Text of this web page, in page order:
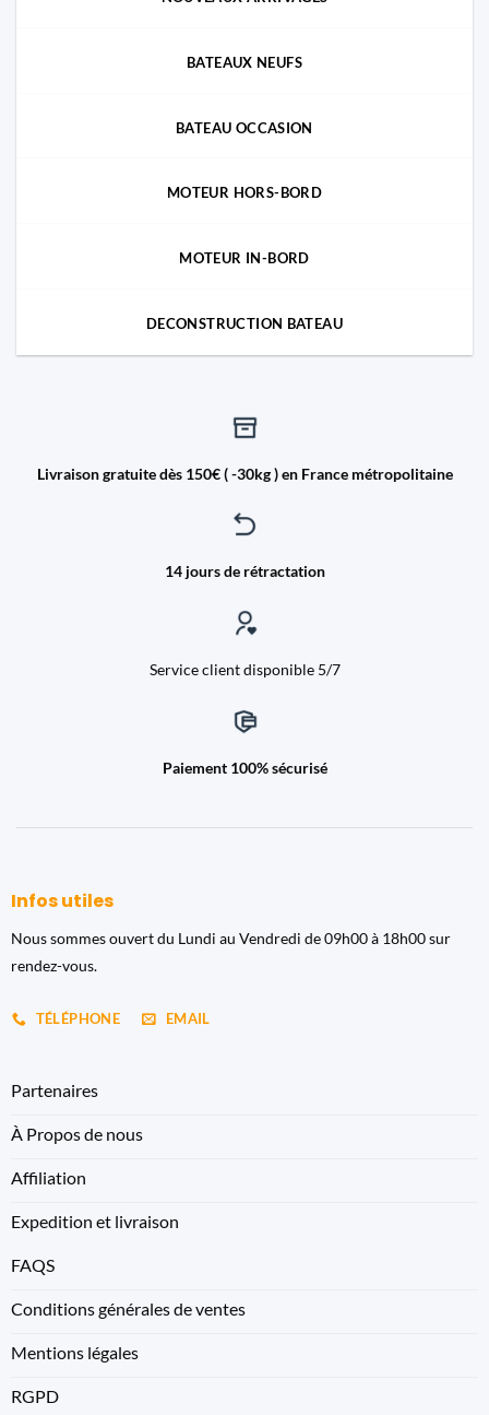
BATEAUX NEUFS
BATEAU OCCASION
MOTEUR HORS-BORD
MOTEUR IN-BORD
DECONSTRUCTION BATEAU
Livraison gratuite dès 150€ ( -30kg ) en France métropolitaine
14 jours de rétractation
Service client disponible 5/7
Paiement 100% sécurisé
Infos utiles
Nous sommes ouvert du Lundi au Vendredi de 09h00 à 18h00 sur
rendez-vous.
TÉLÉPHONE EMAIL
Partenaires
À Propos de nous
Affiliation
Expedition et livraison
FAQS
Conditions générales de ventes
Mentions légales
RGPD